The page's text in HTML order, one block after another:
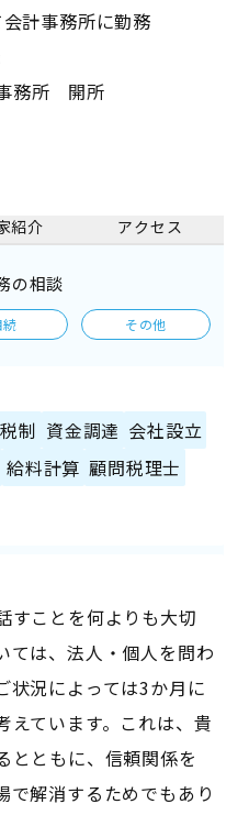
事務所に勤務
務所 開所
紹介 アクセス
の相談
続 その他
制 資金調達 会社設立
給料計算 顧問税理士
すことを何よりも大切
ては、法人・個人を問わ
状況によっては3か月に
えています。これは、貴
とともに、信頼関係を
で解消するためでもあり